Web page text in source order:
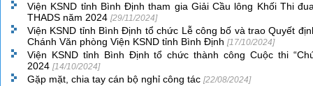
Viện KSND tỉnh Bình Định tham gia Giải Cầu lông Khối Thi
THADS năm 2024 [29/11/2024]
Viện KSND tỉnh Bình Định tổ chức Lễ công bố và trao Quyết
Chánh Văn phòng Viện KSND tỉnh Bình Định [17/10/2024]
Viện KSND tỉnh Bình Định tổ chức thành công Cuộc thi
2024 [14/10/2024]
Gặp mặt, chia tay cán bộ nghỉ công tác [22/08/2024]